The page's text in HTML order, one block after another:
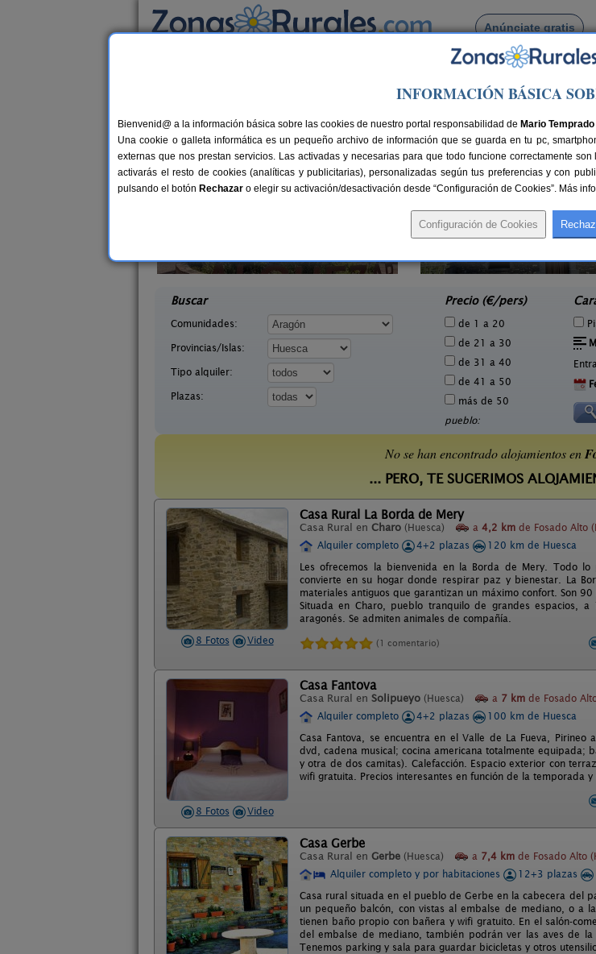
Anúnciate gratis
Busca por pueblo
Casas Rurales cerca de Fosado Alto
25 €
Apartamentos Casa Villacampa
Buscar
Comunidades:
Provincias/Islas:
Tipo alquiler:
Plazas:
Precio (€/pers)
de 1 a 20
de 21 a 30
de 31 a 40
de 41 a 50
más de 50
pueblo:
No se han encontrado alojamientos en
... PERO, TE SUGERIMOS
8 Fotos Video
Casa Rural La Borda de Mery
Casa Rural en Charo (Huesca) a 4,2 km de Fosado Alto
Alquiler completo
4+2 plazas
120 km de Huesca
Les ofrecemos la bienvenida en la Borda de Mery. Todo
convierte en su hogar donde respirar paz y bienestar. La
materiales antiguos que garantizan un máximo confort. Son
Situada en Charo, pueblo tranquilo de grandes espacios,
aragonés. Se admiten animales de compañía.
(1 comentario)
8 Fotos Video
Casa Fantova
Casa Rural en Solipueyo (Huesca) a 7 km de Fosado
Alquiler completo
4+2 plazas
100 km de Huesca
Casa Fantova, se encuentra en el Valle de La Fueva, Pirineo
dvd, cadena musical; cocina americana totalmente equipada;
y otra de dos camitas). Calefacción. Espacio exterior con
wifi gratuita. Precios interesantes en función de la temporada
Casa Gerbe
Casa Rural en Gerbe (Huesca) a 7,4 km de Fosado Alto
Alquiler completo y por habitaciones
12+3 plazas
Casa rural situada en el pueblo de Gerbe en la cabecera del
un pequeño balcón, con vistas al embalse de mediano, o a
tienen baño propio con bañera y wifi gratuito. En el salón-
del embalse de mediano, también podrán ver las aves de
Tenemos parking y sala para guardar bicicletas y otros
INFORMACIÓN BÁSICA
Bienvenid@ a la información básica sobre las cookies de nuestro portal responsabilidad de Mario
Una cookie o galleta informática es un pequeño archivo de información que se guarda en tu pc,
externas que nos prestan servicios. Las activadas y necesarias para que todo funcione correctamente
activarás el resto de cookies (analíticas y publicitarias), personalizadas según tus preferencias y con
pulsando el botón Rechazar o elegir su activación/desactivación desde “Configuración de Cookies”. Más